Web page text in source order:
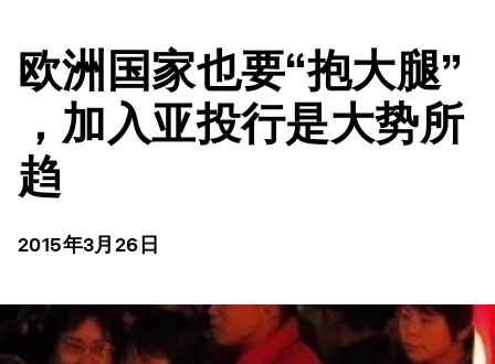
欧洲国家也要“抱大腿”
，加入亚投行是大势所
趋
2015年3月26日